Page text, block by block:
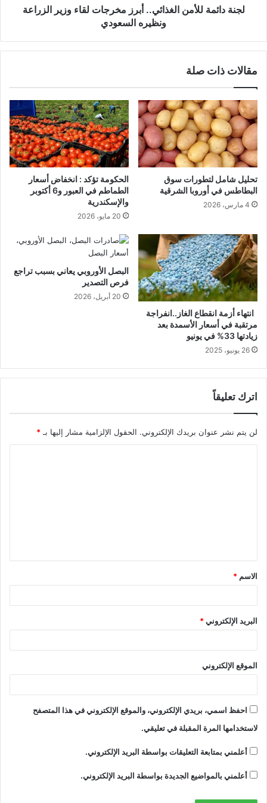
لجنة دائمة للأمن الغذائي.. أبرز مخرجات لقاء وزير الزراعة
ونظيره السعودي
مقالات ذات صلة
تحليل شامل لتطورات سوق
البطاطس في أوروبا الشرقية
4 مارس، 2026
الحكومة تؤكد : انخفاض أسعار
الطماطم في العبور و6 أكتوبر
والإسكندرية
20 مايو، 2026
انتهاء أزمة انقطاع الغاز..انفراجة
مرتقبة في أسعار الأسمدة بعد
زيادتها 33% في يونيو
26 يونيو، 2025
البصل الأوروبي يعاني بسبب تراجع
فرص التصدير
20 أبريل، 2026
اترك تعليقاً
لن يتم نشر عنوان بريدك الإلكتروني. الحقول الإلزامية مشار إليها بـ *
ق
*
الاسم *
البريد الإلكتروني*
الموقع الإلكتروني
احفظ اسمي، بريدي الإلكتروني، والموقع الإلكتروني في هذا المتصفح
لاستخدامها المرة المقبلة في تعليقي.
أعلمني بمتابعة التعليقات بواسطة البريد الإلكتروني.
أعلمني بالمواضيع الجديدة بواسطة البريد الإلكتروني.